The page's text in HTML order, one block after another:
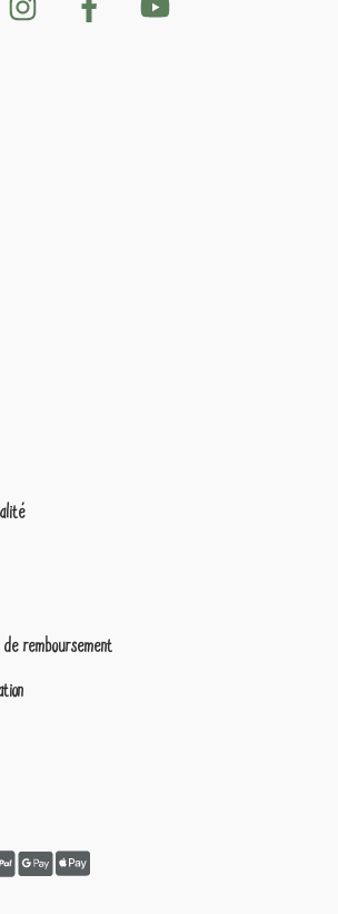
remboursement